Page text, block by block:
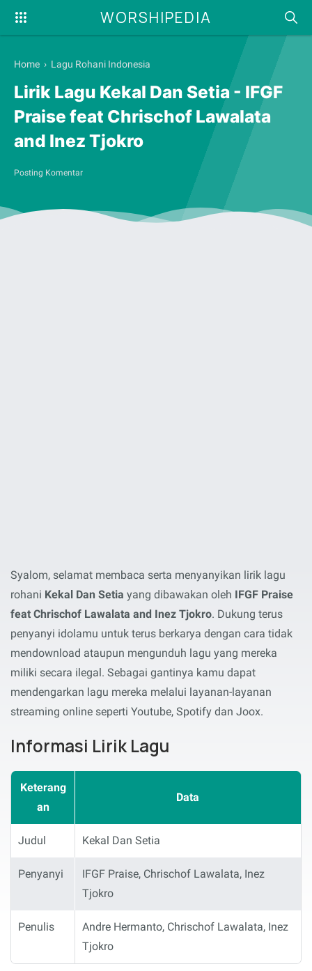
WORSHIPEDIA
Home › Lagu Rohani Indonesia
Lirik Lagu Kekal Dan Setia - IFGF
Praise feat Chrischof Lawalata
and Inez Tjokro
Posting Komentar
Syalom, selamat membaca serta menyanyikan lirik lagu
rohani Kekal Dan Setia yang dibawakan oleh IFGF Praise
feat Chrischof Lawalata and Inez Tjokro. Dukung terus
penyanyi idolamu untuk terus berkarya dengan cara tidak
mendownload ataupun mengunduh lagu yang mereka
miliki secara ilegal. Sebagai gantinya kamu dapat
mendengarkan lagu mereka melalui layanan-layanan
streaming online seperti Youtube, Spotify dan Joox.
Informasi Lirik Lagu
Keterang
an
Data
Judul Kekal Dan Setia
Penyanyi
IFGF Praise, Chrischof Lawalata, Inez
Tjokro
Penulis
Andre Hermanto, Chrischof Lawalata, Inez
Tjokro